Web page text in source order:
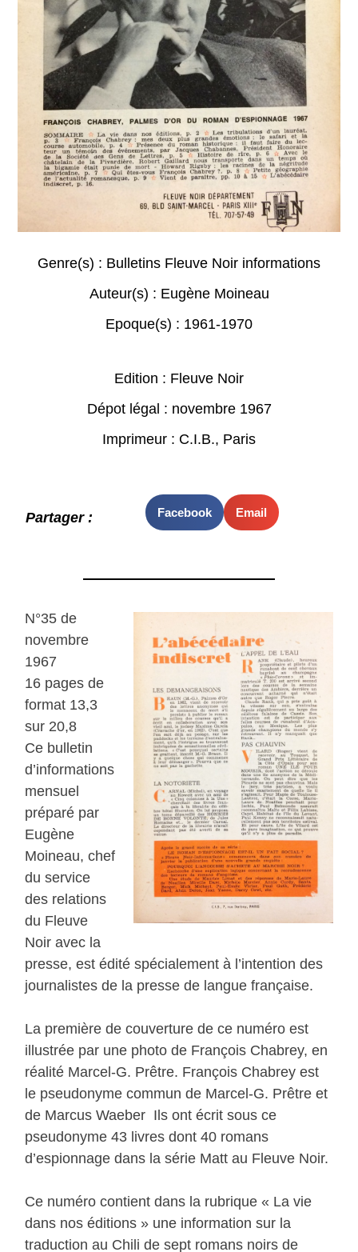
Genre(s) : Bulletins Fleuve Noir informations
Auteur(s) : Eugène Moineau
Epoque(s) : 1961-1970
Edition : Fleuve Noir
Dépot légal : novembre 1967
Imprimeur : C.I.B., Paris
Partager : Facebook Email
N°35 de
novembre
1967
16 pages de
format 13,3
sur 20,8
Ce bulletin
d’informations
mensuel
préparé par
Eugène
Moineau, chef
du service
des relations
du Fleuve
Noir avec la
presse, est édité spécialement à l’intention des
journalistes de la presse de langue française.
La première de couverture de ce numéro est
illustrée par une photo de François Chabrey, en
réalité Marcel-G. Prêtre. François Chabrey est
le pseudonyme commun de Marcel-G. Prêtre et
de Marcus Waeber Ils ont écrit sous ce
pseudonyme 43 livres dont 40 romans
d’espionnage dans la série Matt au Fleuve Noir.
Ce numéro contient dans la rubrique « La vie
dans nos éditions » une information sur la
traduction au Chili de sept romans noirs de